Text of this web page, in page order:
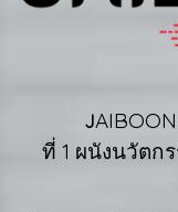
J
ที่ 1 ผนังนวัตก